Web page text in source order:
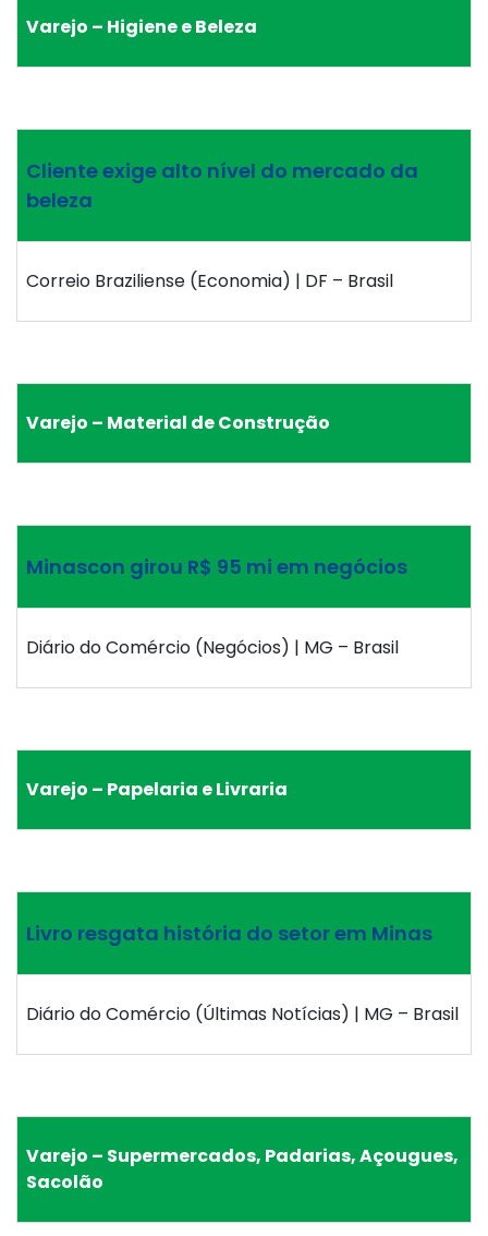
Varejo – Higiene e Beleza
Cliente exige alto nível do mercado da
beleza
Correio Braziliense (Economia) | DF – Brasil
Varejo – Material de Construção
Minascon girou R$ 95 mi em negócios
Diário do Comércio (Negócios) | MG – Brasil
Varejo – Papelaria e Livraria
Livro resgata história do setor em Minas
Diário do Comércio (Últimas Notícias) | MG – Brasil
Varejo – Supermercados, Padarias, Açougues,
Sacolão